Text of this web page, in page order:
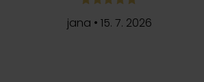
jana • 15. 7. 2026